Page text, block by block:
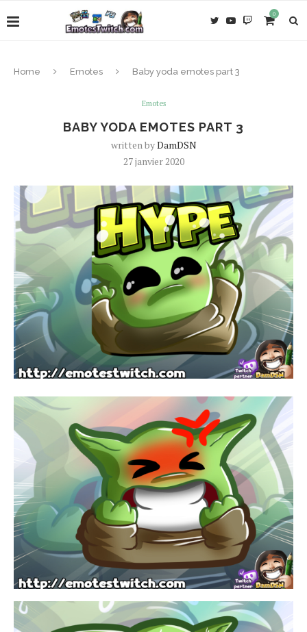
0
Home Emotes Baby yoda emotes part 3
Emotes
BABY YODA EMOTES PART 3
written byDamDSN
27 janvier 2020